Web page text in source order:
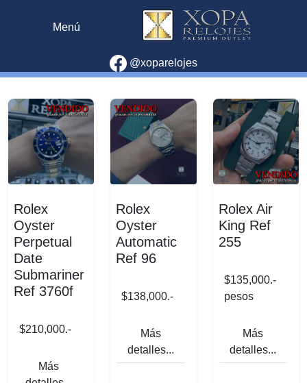
Menú
@xoparelojes
Rolex
Oyster
Perpetual
Date
Submariner
Ref 3760f
$210,000.-
Más
Rolex
Oyster
Automatic
Ref 96
$138,000.-
Más
detalles...
Rolex Air
King Ref
255
$135,000.-
pesos
Más
detalles...